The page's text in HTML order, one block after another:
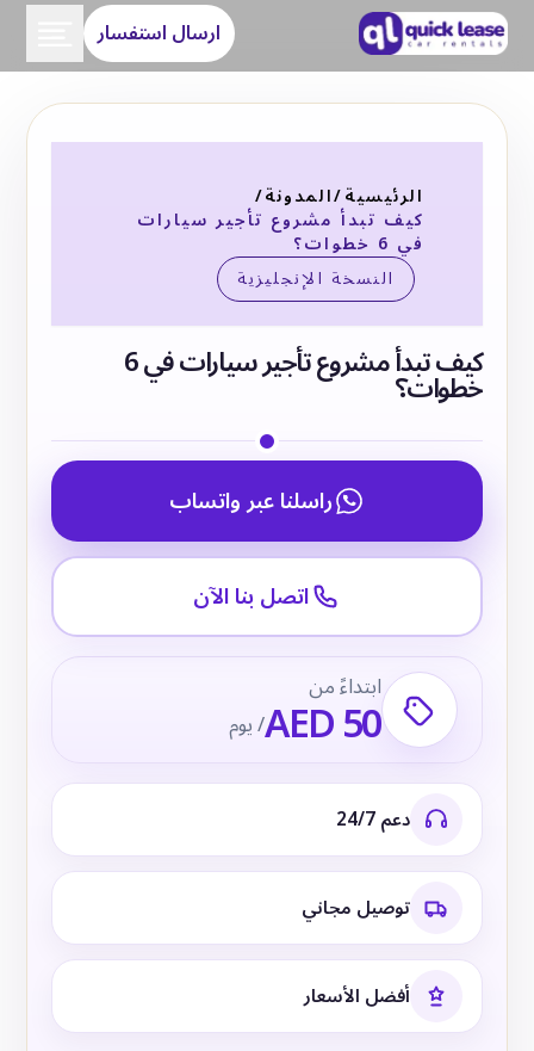
ارسال استفسار
الرئيسية/المدونة/
كيف تبدأ مشروع تأجير سيارات
في 6 خطوات؟
النسخة الإنجليزية
كيف تبدأ مشروع تأجير سيارات في 6 خطوات؟
راسلنا عبر واتساب
اتصل بنا الآن
ابتداءً من
AED 50/ يوم
دعم 24/7
توصيل مجاني
أفضل الأسعار